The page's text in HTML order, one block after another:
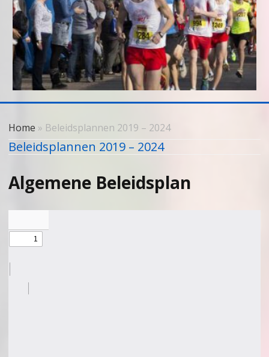
content
Home » Beleidsplannen 2019 – 2024
Beleidsplannen 2019 – 2024
Algemene Beleidsplan